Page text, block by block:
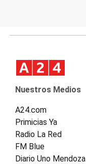
Nuestros Medios
A24.com
Primicias Ya
Radio La Red
FM Blue
Diario Uno Mendoza